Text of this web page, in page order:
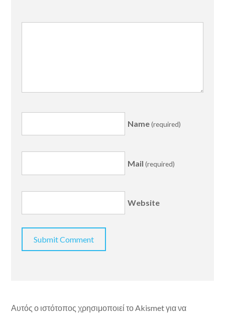
Name(required)
Mail (required)
Website
Αυτός ο ιστότοπος χρησιμοποιεί το Akismet για να